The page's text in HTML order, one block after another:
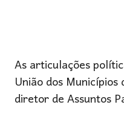
As articulações
União dos
diretor de Assuntos